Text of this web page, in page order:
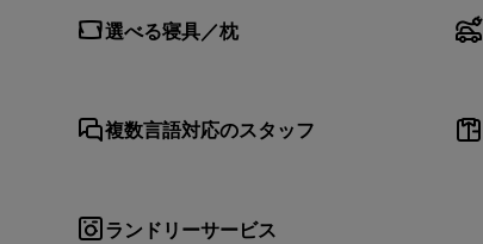
選べる寝具／枕
複数言語対応のスタッフ
ランドリーサービス